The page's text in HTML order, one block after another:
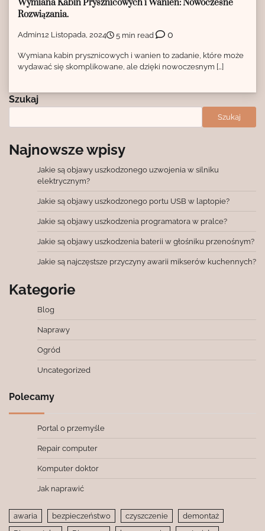
Wymiana Kabin Prysznicowych i Wanien: Nowoczesne
Rozwiązania.
Admin12 Listopada, 2024 5 min read 0
Wymiana kabin prysznicowych i wanien to zadanie, które może
wydawać się skomplikowane, ale dzięki nowoczesnym […]
Szukaj
Szukaj
Najnowsze wpisy
Jakie są objawy uszkodzonego uzwojenia w silniku
elektrycznym?
Jakie są objawy uszkodzonego portu USB w laptopie?
Jakie są objawy uszkodzenia programatora w pralce?
Jakie są objawy uszkodzenia baterii w głośniku przenośnym?
Jakie są najczęstsze przyczyny awarii mikserów kuchennych?
Kategorie
Blog
Naprawy
Ogród
Uncategorized
Polecamy
Portal o przemyśle
Repair computer
Komputer doktor
Jak naprawić
awaria bezpieczeństwo czyszczenie
demontaż